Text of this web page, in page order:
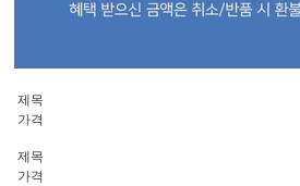
제목
가격
제목
가격